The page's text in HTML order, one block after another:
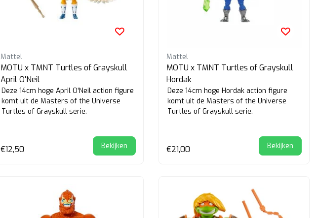
Mattel
MOTU x TMNT Turtles of Grayskull
April O'Neil
Deze 14cm hoge April O'Neil action figure
komt uit de Masters of the Universe
Turtles of Grayskull serie.
€12,50 Bekijken
Mattel
MOTU x TMNT Turtles of Grayskull
Hordak
Deze 14cm hoge Hordak action figure
komt uit de Masters of the Universe
Turtles of Grayskull serie.
€21,00 Bekijken